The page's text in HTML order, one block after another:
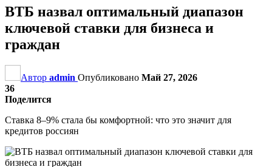
ВТБ назвал оптимальный диапазон
ключевой ставки для бизнеса и
граждан
Автор admin Опубликовано Май 27, 2026
36
Поделится
Ставка 8–9% стала бы комфортной: что это значит для
кредитов россиян